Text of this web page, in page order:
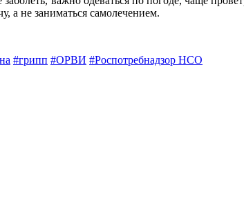
а не заниматься самолечением.
#грипп #ОРВИ #Роспотребнадзор НСО